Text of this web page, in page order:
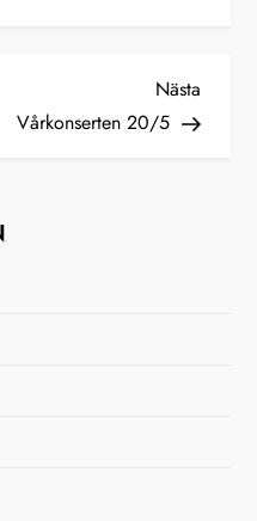
Nästa
inlägg
Nästa
Vårkonserten 20/5